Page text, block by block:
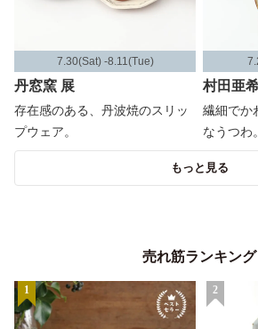
7.30(Sat) -8.11(Tue)
丹窓窯 展
存在感のある、丹波焼のスリッ
プウェア。
村田亜
繊細でか
なうつわ。
もっと見る
売れ筋ランキング
1 2